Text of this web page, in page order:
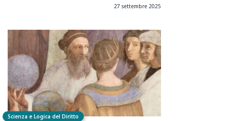
27 settembre 2025
Scienza e Logica del Diritto